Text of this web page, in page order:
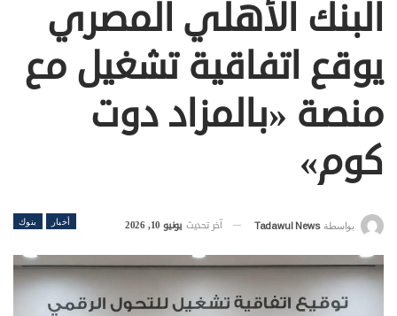
البنك الأهلي المصري
يوقع اتفاقية تشغيل مع
منصة «بالمزاد دوت
كوم»
أخبار بنوك بواسطة Tadawul News آخر تحديث يونيو 10, 2026